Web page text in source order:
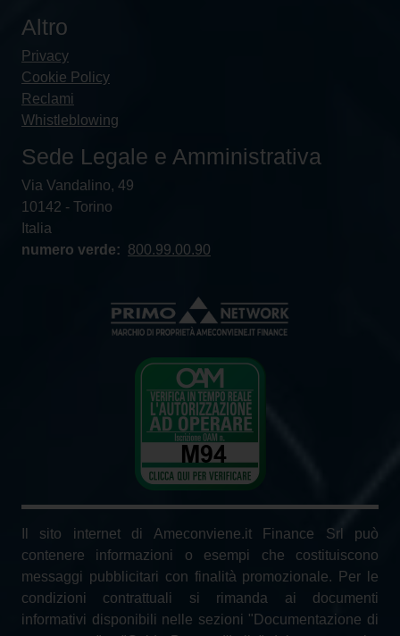
Altro
Privacy
Cookie Policy
Reclami
Whistleblowing
Sede Legale e Amministrativa
Via Vandalino, 49
10142 - Torino
Italia
numero verde: 800.99.00.90
Il sito internet di Ameconviene.it Finance Srl può
contenere informazioni o esempi che costituiscono
messaggi pubblicitari con finalità promozionale. Per le
condizioni contrattuali si rimanda ai documenti
informativi disponibili nelle sezioni "Documentazione di